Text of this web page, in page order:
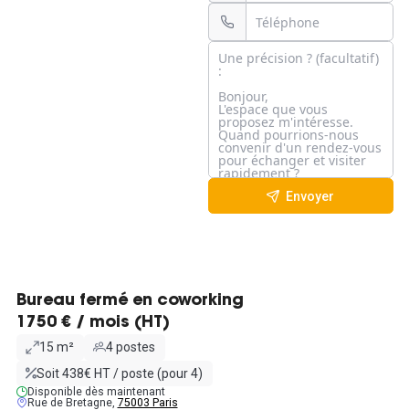
Envoyer
Bureau fermé en coworking
1750 € / mois (HT)
15 m²
4 postes
Soit 438€ HT / poste (pour 4)
Disponible dès maintenant
Rue de Bretagne, 75003 Paris